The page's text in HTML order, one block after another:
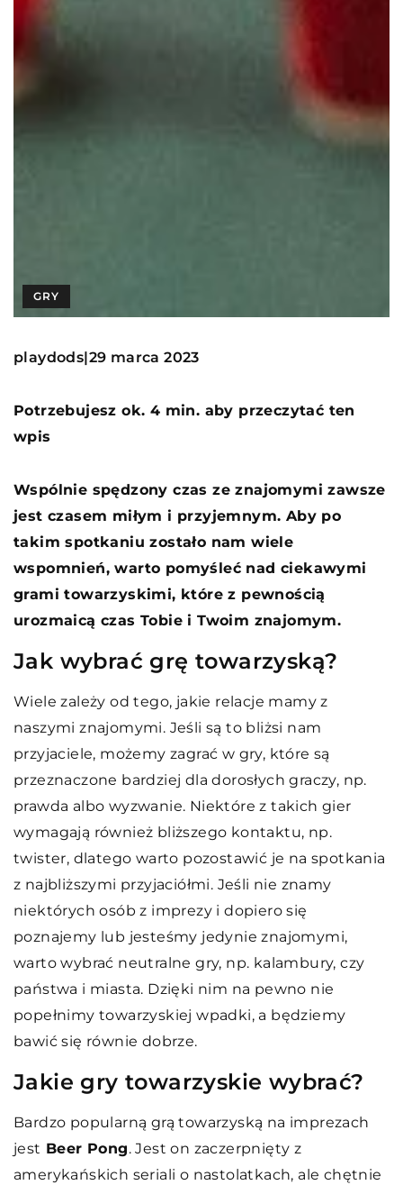
GRY
playdods|29 marca 2023
Potrzebujesz ok. 4 min. aby przeczytać ten
wpis
Wspólnie spędzony czas ze znajomymi zawsze
jest czasem miłym i przyjemnym. Aby po
takim spotkaniu zostało nam wiele
wspomnień, warto pomyśleć nad ciekawymi
grami towarzyskimi, które z pewnością
urozmaicą czas Tobie i Twoim znajomym.
Jak wybrać grę towarzyską?
Wiele zależy od tego, jakie relacje mamy z
naszymi znajomymi. Jeśli są to bliżsi nam
przyjaciele, możemy zagrać w gry, które są
przeznaczone bardziej dla dorosłych graczy, np.
prawda albo wyzwanie. Niektóre z takich gier
wymagają również bliższego kontaktu, np.
twister, dlatego warto pozostawić je na spotkania
z najbliższymi przyjaciółmi. Jeśli nie znamy
niektórych osób z imprezy i dopiero się
poznajemy lub jesteśmy jedynie znajomymi,
warto wybrać neutralne gry, np. kalambury, czy
państwa i miasta. Dzięki nim na pewno nie
popełnimy towarzyskiej wpadki, a będziemy
bawić się równie dobrze.
Jakie gry towarzyskie wybrać?
Bardzo popularną grą towarzyską na imprezach
jest Beer Pong. Jest on zaczerpnięty z
amerykańskich seriali o nastolatkach, ale chętnie